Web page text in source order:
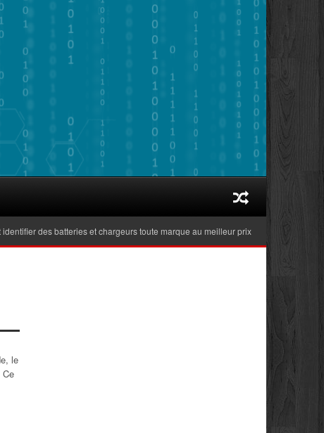
des batteries et chargeurs toute marque au meilleur prix adaptés aux
le
Ce